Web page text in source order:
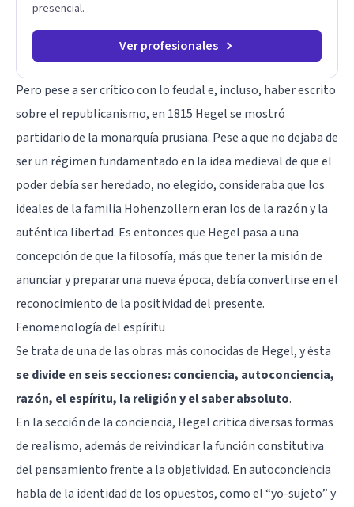
agenda tu sesión y empecemos a trabajar juntos.
presencial.
Ver profesionales
Pero pese a ser crítico con lo feudal e, incluso, haber escrito
sobre el republicanismo, en 1815 Hegel se mostró
partidario de la monarquía prusiana. Pese a que no dejaba de
ser un régimen fundamentado en la idea medieval de que el
poder debía ser heredado, no elegido, consideraba que los
ideales de la familia Hohenzollern eran los de la razón y la
auténtica libertad. Es entonces que Hegel pasa a una
concepción de que la filosofía, más que tener la misión de
anunciar y preparar una nueva época, debía convertirse en el
reconocimiento de la positividad del presente.
Fenomenología del espíritu
Se trata de una de las obras más conocidas de Hegel, y ésta
se divide en seis secciones: conciencia, autoconciencia,
razón, el espíritu, la religión y el saber absoluto.
En la sección de la conciencia, Hegel critica diversas formas
de realismo, además de reivindicar la función constitutiva
del pensamiento frente a la objetividad. En autoconciencia
habla de la identidad de los opuestos, como el “yo-sujeto” y